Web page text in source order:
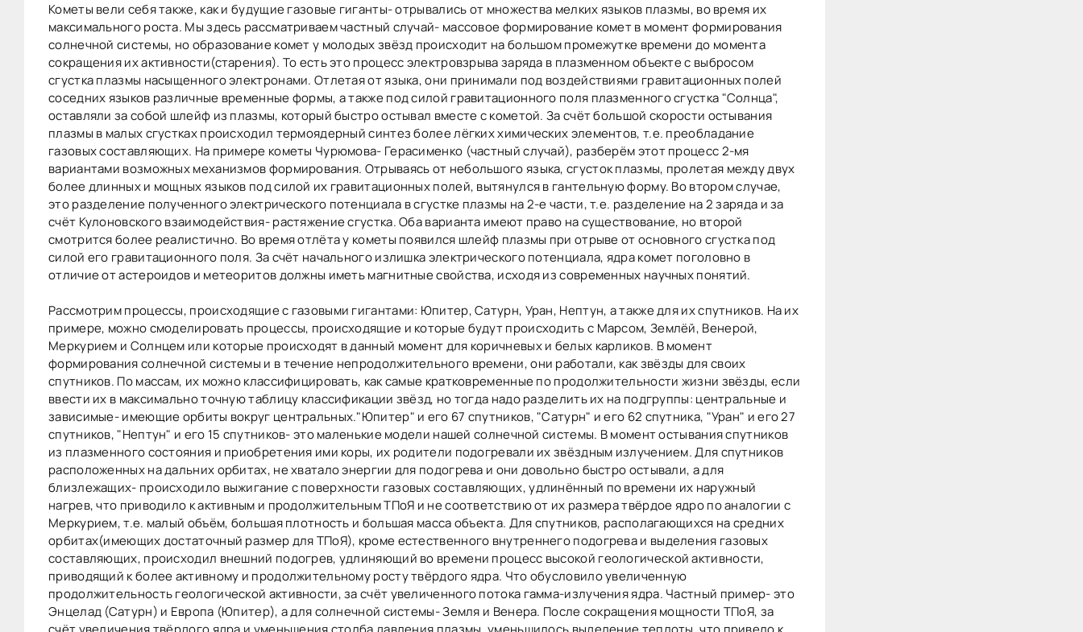
Кометы вели себя также, как и будущие газовые гиганты- отрывались от множества мелких языков плазмы, во время их
максимального роста. Мы здесь рассматриваем частный случай- массовое формирование комет в момент формирования
солнечной системы, но образование комет у молодых звёзд происходит на большом промежутке времени до момента
сокращения их активности(старения). То есть это процесс электровзрыва заряда в плазменном объекте с выбросом
сгустка плазмы насыщенного электронами. Отлетая от языка, они принимали под воздействиями гравитационных полей
соседних языков различные временные формы, а также под силой гравитационного поля плазменного сгустка "Солнца",
оставляли за собой шлейф из плазмы, который быстро остывал вместе с кометой. За счёт большой скорости остывания
плазмы в малых сгустках происходил термоядерный синтез более лёгких химических элементов, т.е. преобладание
газовых составляющих. На примере кометы Чурюмова- Герасименко (частный случай), разберём этот процесс 2-мя
вариантами возможных механизмов формирования. Отрываясь от небольшого языка, сгусток плазмы, пролетая между двух
более длинных и мощных языков под силой их гравитационных полей, вытянулся в гантельную форму. Во втором случае,
это разделение полученного электрического потенциала в сгустке плазмы на 2-е части, т.е. разделение на 2 заряда и за
счёт Кулоновского взаимодействия- растяжение сгустка. Оба варианта имеют право на существование, но второй
смотрится более реалистично. Во время отлёта у кометы появился шлейф плазмы при отрыве от основного сгустка под
силой его гравитационного поля. За счёт начального излишка электрического потенциала, ядра комет поголовно в
отличие от астероидов и метеоритов должны иметь магнитные свойства, исходя из современных научных понятий.
Рассмотрим процессы, происходящие с газовыми гигантами: Юпитер, Сатурн, Уран, Нептун, а также для их спутников. На их
примере, можно смоделировать процессы, происходящие и которые будут происходить с Марсом, Землёй, Венерой,
Меркурием и Солнцем или которые происходят в данный момент для коричневых и белых карликов. В момент
формирования солнечной системы и в течение непродолжительного времени, они работали, как звёзды для своих
спутников. По массам, их можно классифицировать, как самые кратковременные по продолжительности жизни звёзды, если
ввести их в максимально точную таблицу классификации звёзд, но тогда надо разделить их на подгруппы: центральные и
зависимые- имеющие орбиты вокруг центральных."Юпитер" и его 67 спутников, "Сатурн" и его 62 спутника, "Уран" и его 27
спутников, "Нептун" и его 15 спутников- это маленькие модели нашей солнечной системы. В момент остывания спутников
из плазменного состояния и приобретения ими коры, их родители подогревали их звёздным излучением. Для спутников
расположенных на дальних орбитах, не хватало энергии для подогрева и они довольно быстро остывали, а для
близлежащих- происходило выжигание с поверхности газовых составляющих, удлинённый по времени их наружный
нагрев, что приводило к активным и продолжительным ТПоЯ и не соответствию от их размера твёрдое ядро по аналогии с
Меркурием, т.е. малый объём, большая плотность и большая масса объекта. Для спутников, располагающихся на средних
орбитах(имеющих достаточный размер для ТПоЯ), кроме естественного внутреннего подогрева и выделения газовых
составляющих, происходил внешний подогрев, удлиняющий во времени процесс высокой геологической активности,
приводящий к более активному и продолжительному росту твёрдого ядра. Что обусловило увеличенную
продолжительность геологической активности, за счёт увеличенного потока гамма-излучения ядра. Частный пример- это
Энцелад (Сатурн) и Европа (Юпитер), а для солнечной системы- Земля и Венера. После сокращения мощности ТПоЯ, за